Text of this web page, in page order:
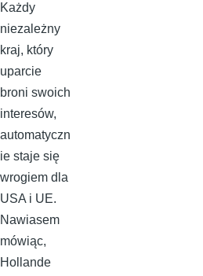
Każdy
niezależny
kraj, który
uparcie
broni swoich
interesów,
automatyczn
ie staje się
wrogiem dla
USA i UE.
Nawiasem
mówiąc,
Hollande